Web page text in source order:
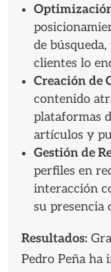
de
clientes lo
Creación de
contenido
plataformas
artículos y
Gestión de
perfiles en
interacción
su presencia
Resultados:
Pedro Peña ha